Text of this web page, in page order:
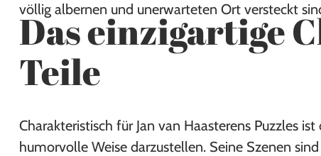
völlig albernen und unerwarteten Ort versteckt
Das einzigartige
Teile
Charakteristisch für Jan van Haasterens Puzzles
humorvolle Weise darzustellen. Seine Szenen